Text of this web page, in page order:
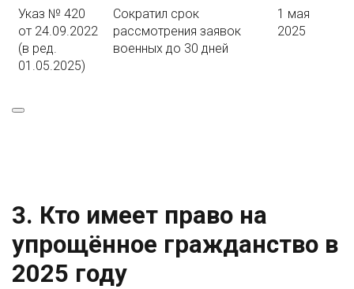
Указ № 420
от 24.09.2022
(в ред.
01.05.2025)
Сократил срок
рассмотрения заявок
военных до 30 дней
1 мая
2025
3. Кто имеет право на
упрощённое гражданство в
2025 году